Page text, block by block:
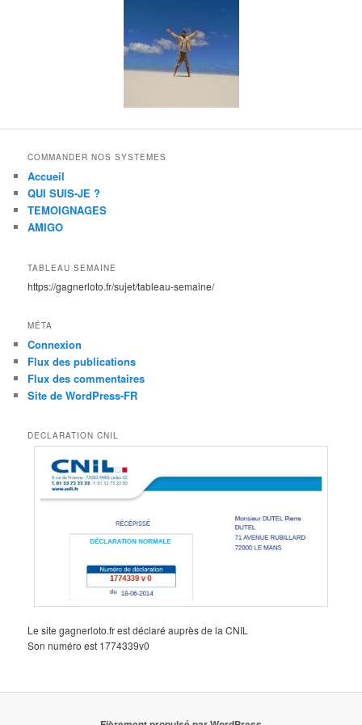
COMMANDER NOS SYSTEMES
Accueil
QUI SUIS-JE ?
TEMOIGNAGES
AMIGO
TABLEAU SEMAINE
https://gagnerloto.fr/sujet/tableau-semaine/
MÉTA
Connexion
Flux des publications
Flux des commentaires
Site de WordPress-FR
DECLARATION CNIL
Le site gagnerloto.fr est déclaré auprès de la CNIL
Son numéro est 1774339v0